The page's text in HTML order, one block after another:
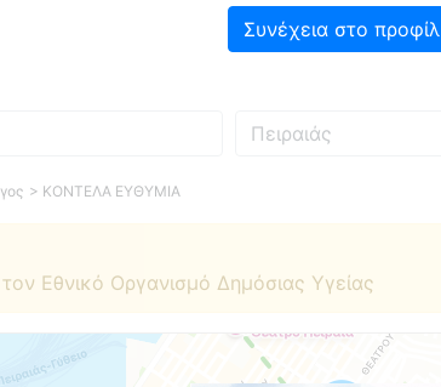
Συνέχεια στο προφίλ
Πού
> ΚΟΝΤΕΛΑ ΕΥΘΥΜΙΑ
Εθνικό Οργανισμό Δημόσιας Υγείας